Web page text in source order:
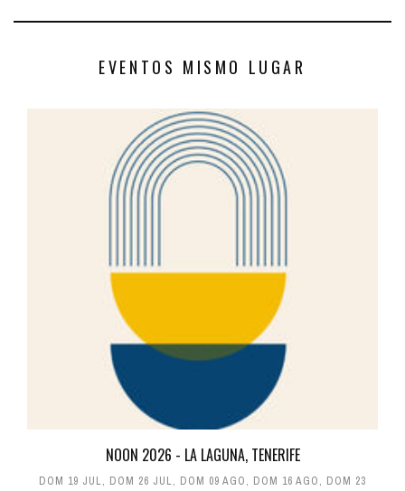
EVENTOS MISMO LUGAR
NOON 2026 - LA LAGUNA, TENERIFE
DOM 19 JUL, DOM 26 JUL, DOM 09 AGO, DOM 16 AGO, DOM 23